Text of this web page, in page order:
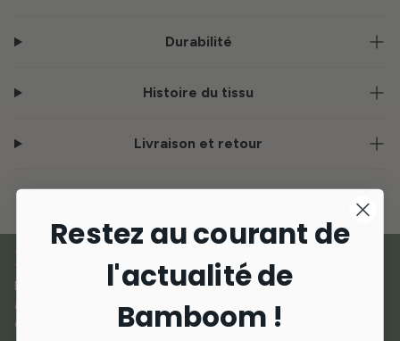
Durabilité
Histoire du tissu
Livraison et retour
NOS MATÉRIAUX
Bamboom est né de l'amour des matériaux d'origine naturelle,
alliant
innovation et durabilité
pour créer des produits de
qualité supérieure dédiés aux plus petits.
Restez au courant de
l'actualité de
Bamboom !